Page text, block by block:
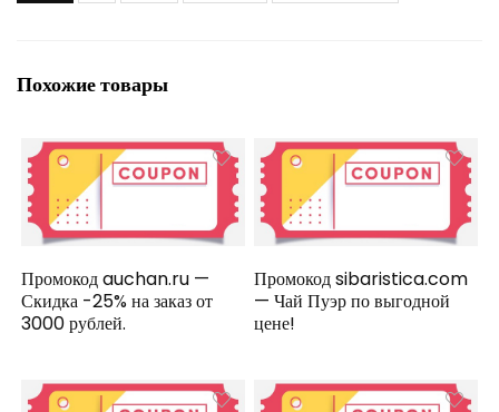
Похожие товары
Промокод auchan.ru —
Скидка -25% на заказ от
3000 рублей.
Промокод sibaristica.com
— Чай Пуэр по выгодной
цене!